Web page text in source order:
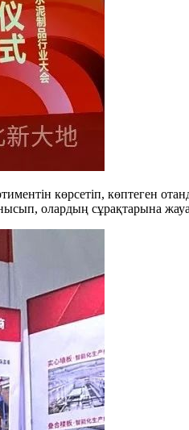
көрсетіп, көптеген
олардың сұрақтарына